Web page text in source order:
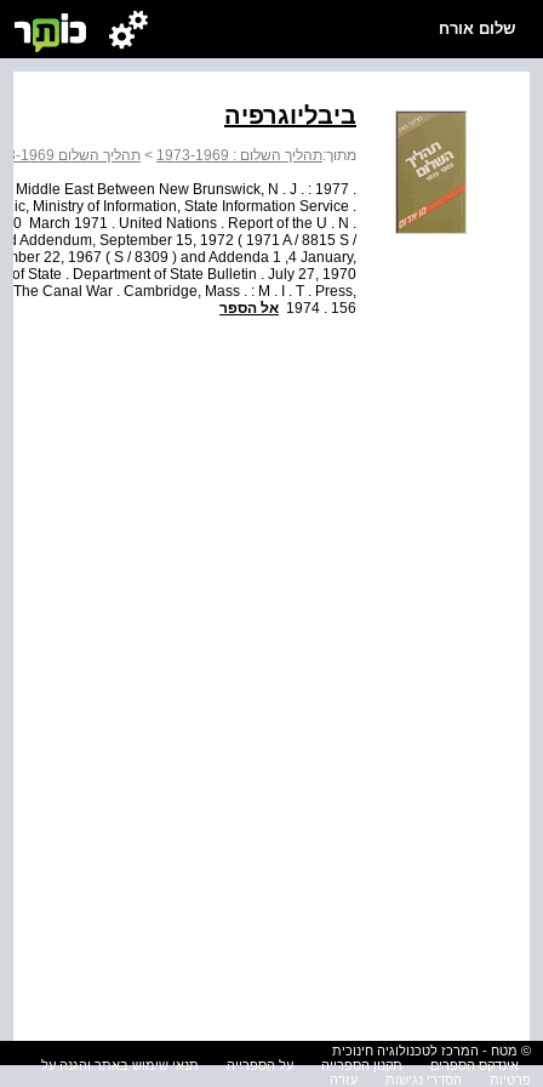
שלום אורח
ביבליוגרפיה
מתוך:תהליך השלום : 1973-1969 > תהליך השלום 1973-1969
Middle East Between New Brunswick, N . J . :
Ministry of Information, State Information Service .
March 1971 . United Nations . Report of the U . N .
Addendum, September 15, 1972 ( 1971 A / 8815 S /
22, 1967 ( S / 8309 ) and Addenda 1 ,4­ January,
of State . Department of State Bulletin . July 27, 1970
Canal War . Cambridge, Mass . : M . I . T . Press,
1974 . 156 אל הספר
© מטח - המרכז לטכנולוגיה חינוכית
אינדקס הספרים
תקנון הספרייה על הספרייה
תנאי שימוש באתר והגנה על
פרטיות
הסדרי נגישות עזרה